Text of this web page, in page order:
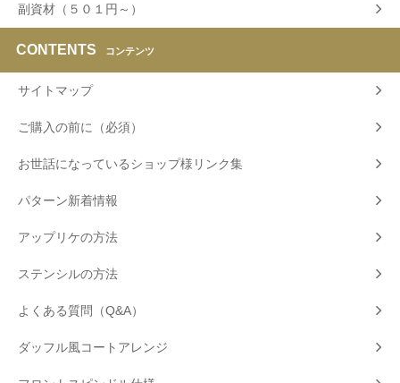
副資材（５０１円～）
CONTENTS コンテンツ
サイトマップ
ご購入の前に（必須）
お世話になっているショップ様リンク集
パターン新着情報
アップリケの方法
ステンシルの方法
よくある質問（Q&A）
ダッフル風コートアレンジ